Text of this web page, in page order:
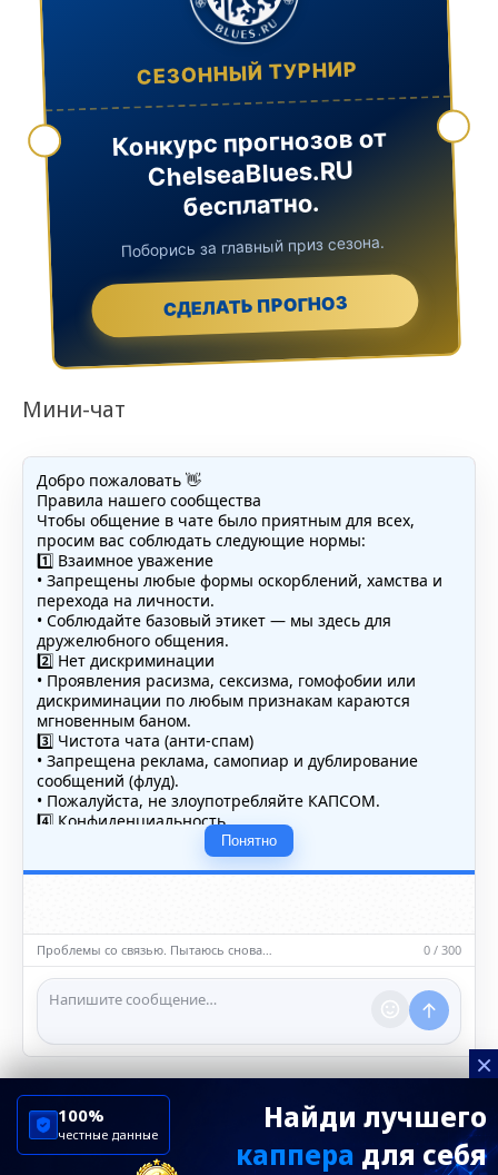
СЕЗОННЫЙ ТУРНИР
Конкурс прогнозов от
ChelseaBlues.RU
бесплатно.
Поборись за главный приз сезона.
СДЕЛАТЬ ПРОГНОЗ
Мини-чат
Добро пожаловать 👋
Правила нашего сообщества
Чтобы общение в чате было приятным для всех,
просим вас соблюдать следующие нормы:
1️⃣ Взаимное уважение
• Запрещены любые формы оскорблений, хамства и
перехода на личности.
• Соблюдайте базовый этикет — мы здесь для
дружелюбного общения.
2️⃣ Нет дискриминации
• Проявления расизма, сексизма, гомофобии или
дискриминации по любым признакам караются
мгновенным баном.
3️⃣ Чистота чата (анти-спам)
• Запрещена реклама, самопиар и дублирование
сообщений (флуд).
• Пожалуйста, не злоупотребляйте КАПСОМ.
4️⃣ Конфиденциальность
• Не публикуйте личные данные — свои или чужие
(телефоны, адреса, документы).
5️⃣ Уместность контента
насилию.
ℹ️ Модераторы и администраторы вправе удалять
сообщения и ограничивать доступ к чату при
нарушении правил.
Понятно
Проблемы со связью. Пытаюсь снова… 0 / 300
×
Найди лучшего
каппера для себя
100%
честные данные